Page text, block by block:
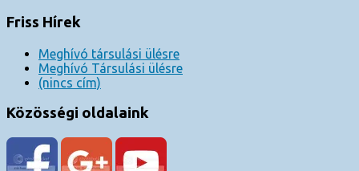
Friss Hírek
Meghívó társulási ülésre
Meghívó Társulási ülésre
(nincs cím)
Közösségi oldalaink